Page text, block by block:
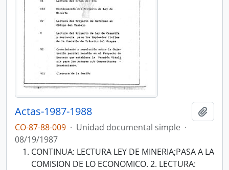
Actas-1987-1988
CO-87-88-009 · Unidad documental simple ·
08/19/1987
CONTINUA: LECTURA LEY DE MINERIA;PASA A LA
COMISION DE LO ECONOMICO. 2. LECTURA: